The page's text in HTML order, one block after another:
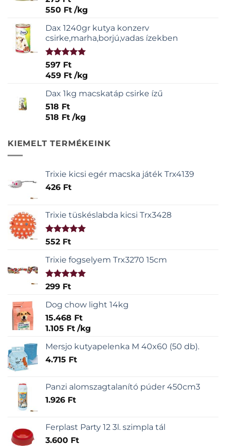
550 Ft /kg
Dax 1240gr kutya konzerv
csirke,marha,borjú,vadas ízekben
Értékelés:
5.00/ 5
597 Ft
459 Ft /kg
Dax 1kg macskatáp csirke ízű
518 Ft
518 Ft /kg
KIEMELT TERMÉKEINK
Trixie kicsi egér macska játék Trx4139
426 Ft
Trixie tüskéslabda kicsi Trx3428
Értékelés:
552 Ft
Trixie fogselyem Trx3270 15cm
Értékelés:
299 Ft
Dog chow light 14kg
15.468 Ft
1.105 Ft /kg
Mersjo kutyapelenka M 40x60 (50 db).
4.715 Ft
Panzi alomszagtalanító púder 450cm3
1.926 Ft
Ferplast Party 12 3l. szimpla tál
3.600 Ft